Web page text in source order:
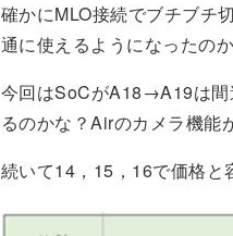
確かにMLO接続でブチブチ
通に使えるようになったの
今回はSoCがA18→A19は間
るのかな？Airのカメラ機能
続いて14，15，16で価格と